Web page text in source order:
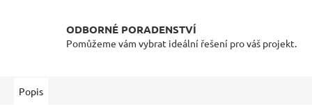
ODBORNÉ PORADENSTVÍ
Pomůžeme vám vybrat ideální řešení pro váš projekt.
Popis